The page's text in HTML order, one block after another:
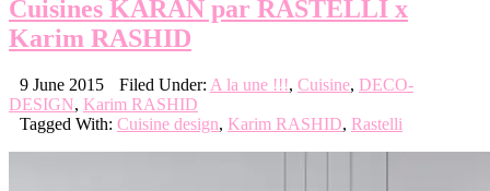
Cuisines KARAN par RASTELLI x
Karim RASHID
9 June 2015 Filed Under: A la une !!!, Cuisine, DECO-
DESIGN, Karim RASHID
Tagged With: Cuisine design, Karim RASHID, Rastelli